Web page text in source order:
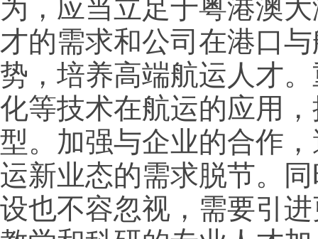
为，应当立足于粤港澳
才的需求和公司在港口
势，培养高端航运人才
化等技术在航运的应用
型。加强与企业的合作
运新业态的需求脱节。
设也不容忽视，需要引